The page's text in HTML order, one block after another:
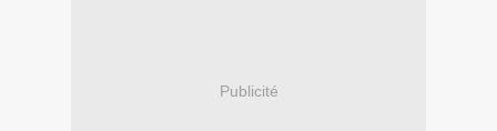
Publicité